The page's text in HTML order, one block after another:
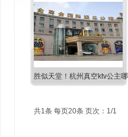
胜似天堂！杭州真空ktv公主
共1条 每页20条 页次：1/1